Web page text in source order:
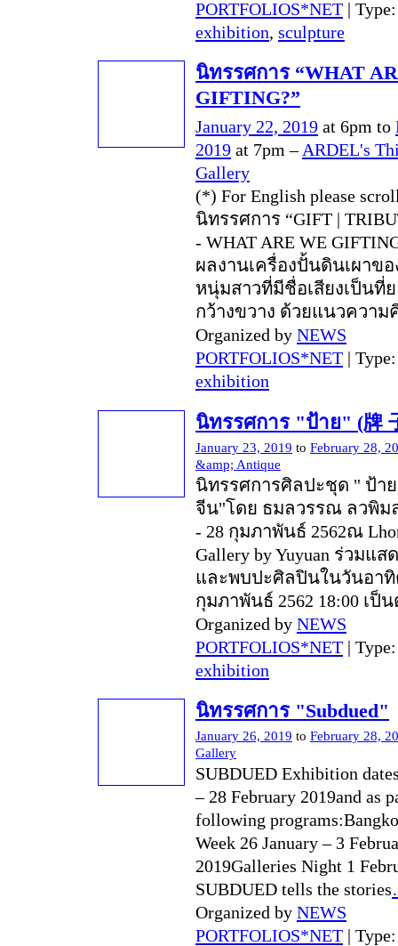
PORTFOLIOS*NET |
exhibition, sculpture
นิทรรศการ “WHAT
GIFTING?”
January 22, 2019 at 6pm to
2019 at 7pm – ARDEL's
Gallery
(*) For English please
นิทรรศการ “GIFT |
- WHAT ARE WE
ผลงานเครื่องปั้นดินเผาข
หนุ่มสาวที่มีชื่อเสียงเป็นที่
กว้างขวาง ด้วยแนวความ
Organized by NEWS
PORTFOLIOS*NET |
exhibition
นิทรรศการ "ป้าย" (牌
January 23, 2019 to February 28,
&amp; Antique
นิทรรศการศิลปะชุด " ป้า
จีน"โดย ธมลวรรณ ลวพิม
- 28 กุมภาพันธ์ 2562ณ
Gallery by Yuyuan ร่วมแ
และพบปะศิลปินในวันอาทิ
กุมภาพันธ์ 2562 18:00 เป็
Organized by NEWS
PORTFOLIOS*NET |
exhibition
นิทรรศการ "Subdued"
January 26, 2019 to February 28,
Gallery
SUBDUED Exhibition
– 28 February 2019and as
following
Week 26 January – 3
2019Galleries Night 1
SUBDUED tells the stories
Organized by NEWS
PORTFOLIOS*NET |